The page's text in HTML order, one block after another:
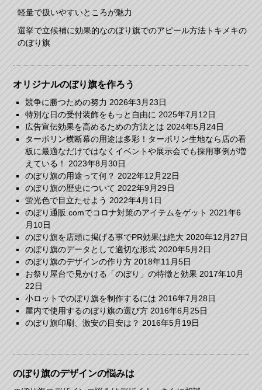
軽量で扱いやすいところが魅力
選挙で立候補に効果的なのぼり旗でのアピール方法トキメキの
のぼり旗
オリジナルのぼり旗を作ろう
競争に勝つための努力 2026年3月23日
特別な日の受付装飾をもっと自由に 2025年7月12日
広告宣伝効果を高めるための方法とは 2024年5月24日
ターポリン横断幕の用途は多彩！ターポリン生地なら店の看
板に最適なだけではなくイベントや展示会でも採用事例が増
えている！
2023年8月30日
のぼり旗の用途って何？ 2022年12月22日
のぼり旗の歴史について 2022年9月29日
蛍光色で目立たせよう 2022年4月1日
のぼり通販.comでコロナ対策のアイテムをゲット 2021年6
月10日
のぼり旗を店頭に掲げる事でPR効果は絶大 2020年12月27日
のぼり旗のデータとして適切な形式 2020年5月2日
のぼり旗のデザインの作り方 2018年11月5日
お祭り屋台で見かける「のぼり」の特徴と効果 2017年10月
22日
小ロットでのぼり旗を制作するには 2016年7月28日
屋内で使用するのぼり旗の選び方 2016年6月25日
のぼり旗印刷、激安の目安は？ 2016年5月19日
のぼり旗のデザインの悩みは